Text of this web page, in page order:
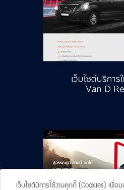
เว็บไซต์มีการใช้งานคุกกี้ (Cookies) เพื่